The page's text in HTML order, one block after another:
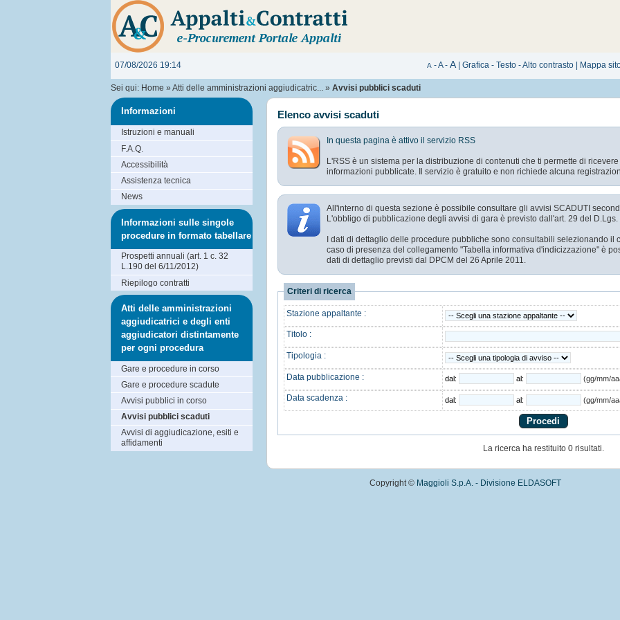
07/08/2026 19:14 A -A - A Grafica - Testo -Alto contrasto Mappa
Sei qui: Home » Atti delle amministrazioni aggiudicatric... » Avvisi pubblici scaduti
Elenco avvisi scaduti
In questa pagina è attivo il servizio RSS
L'RSS è un sistema per la distribuzione di contenuti che ti permette di
informazioni pubblicate. Il servizio è gratuito e non richiede alcuna
All'interno di questa sezione è possibile consultare gli avvisiSCADUTI
L'obbligo di pubblicazione degli avvisi di gara è previsto dall'art. 29 del D.Lgs.
I dati di dettaglio delle procedure pubbliche sono consultabili selezionando il
caso di presenza del collegamento "Tabella informativa d'indicizzazione" è
dati di dettaglio previsti dal DPCM del 26 Aprile 2011.
Criteri di ricerca
Stazione appaltante :
Titolo :
Tipologia :
Data pubblicazione : dal: al: (gg/mm/
Data scadenza : dal: al: (gg/mm/
La ricerca ha restituito 0 risultati.
Informazioni
Istruzioni e manuali
F.A.Q.
Accessibilità
Assistenza tecnica
News
Informazioni sulle singole
procedure in formato tabellare
Prospetti annuali (art. 1 c. 32
L.190 del 6/11/2012)
Riepilogo contratti
Atti delle amministrazioni
aggiudicatrici e degli enti
aggiudicatori distintamente
per ogni procedura
Gare e procedure in corso
Gare e procedure scadute
Avvisi pubblici in corso
Avvisi pubblici scaduti
Avvisi di aggiudicazione, esiti e
affidamenti
Copyright © Maggioli S.p.A. - Divisione ELDASOFT